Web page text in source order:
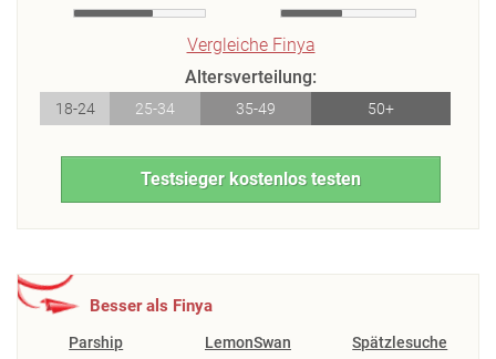
Vergleiche Finya
Altersverteilung:
18-24 25-34 35-49 50+
Testsieger kostenlos testen
Besser als Finya
Parship LemonSwan Spätzlesuche